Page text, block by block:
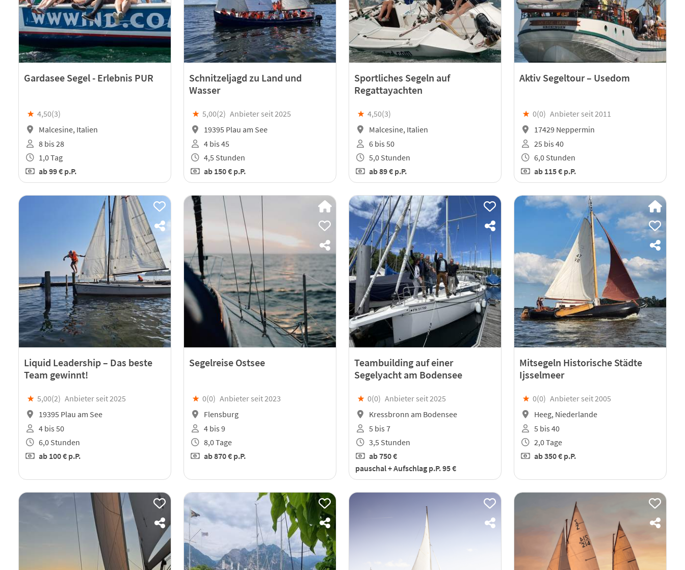
Gardasee Segel - Erlebnis PUR
★ 4,50(3)
Malcesine, Italien
8 bis 28
1,0 Tag
ab99 € p.P.
Schnitzeljagd zu Land und
Wasser
★ 5,00(2) Anbieter seit 2025
19395 Plau am See
4 bis 45
4,5 Stunden
ab 150 € p.P.
Sportliches Segeln auf
Regattayachten
★ 4,50(3)
Malcesine, Italien
6 bis 50
5,0 Stunden
ab89 € p.P.
Aktiv Segeltour – Usedom
★ 0(0) Anbieter seit 2011
17429 Neppermin
25 bis 40
6,0 Stunden
ab 115 € p.P.
Liquid Leadership – Das beste
Team gewinnt!
★ 5,00(2) Anbieter seit 2025
19395 Plau am See
4 bis 50
6,0 Stunden
ab 100 € p.P.
Segelreise Ostsee
★ 0(0) Anbieter seit 2023
Flensburg
4 bis 9
8,0 Tage
ab870 € p.P.
Teambuilding auf einer
Segelyacht am Bodensee
★ 0(0) Anbieter seit 2025
Kressbronn am Bodensee
5 bis 7
3,5 Stunden
ab750 €
pauschal + Aufschlag p.P. 95 €
Mitsegeln Historische Städte
Ijsselmeer
★ 0(0) Anbieter seit 2005
Heeg, Niederlande
5 bis 40
2,0 Tage
ab350 € p.P.